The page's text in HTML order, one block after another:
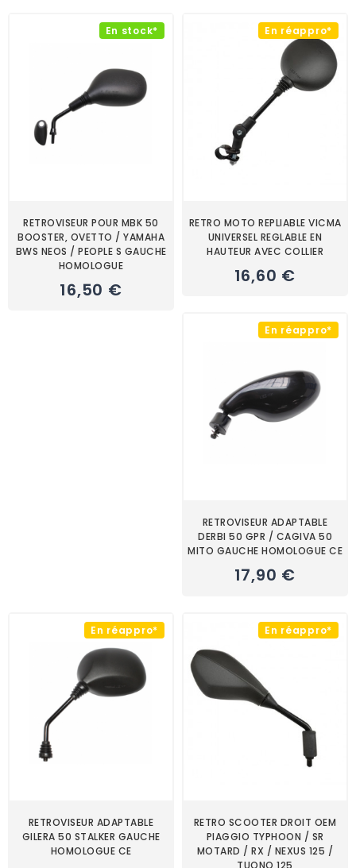
En stock*
RETROVISEUR POUR MBK 50
BOOSTER, OVETTO / YAMAHA
BWS NEOS / PEOPLE S GAUCHE
HOMOLOGUE
16,50 €
En réappro*
RETRO MOTO REPLIABLE VICMA
UNIVERSEL REGLABLE EN
HAUTEUR AVEC COLLIER
16,60 €
En réappro*
RETROVISEUR ADAPTABLE
DERBI 50 GPR / CAGIVA 50
MITO GAUCHE HOMOLOGUE CE
17,90 €
En réappro*
RETROVISEUR ADAPTABLE
GILERA 50 STALKER GAUCHE
HOMOLOGUE CE
En réappro*
RETRO SCOOTER DROIT OEM
PIAGGIO TYPHOON / SR
MOTARD / RX / NEXUS 125 /
TUONO 125